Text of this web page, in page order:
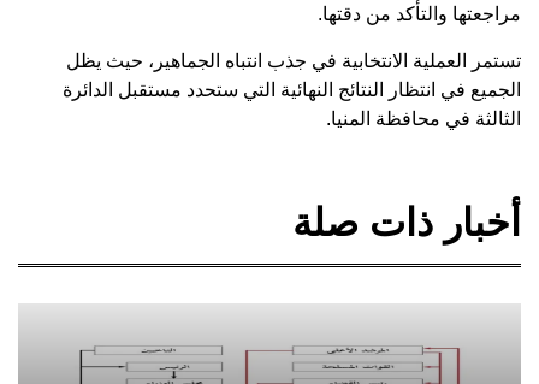
مراجعتها والتأكد من دقتها.
تستمر العملية الانتخابية في جذب انتباه الجماهير، حيث يظل
الجميع في انتظار النتائج النهائية التي ستحدد مستقبل الدائرة
الثالثة في محافظة المنيا.
أخبار ذات صلة